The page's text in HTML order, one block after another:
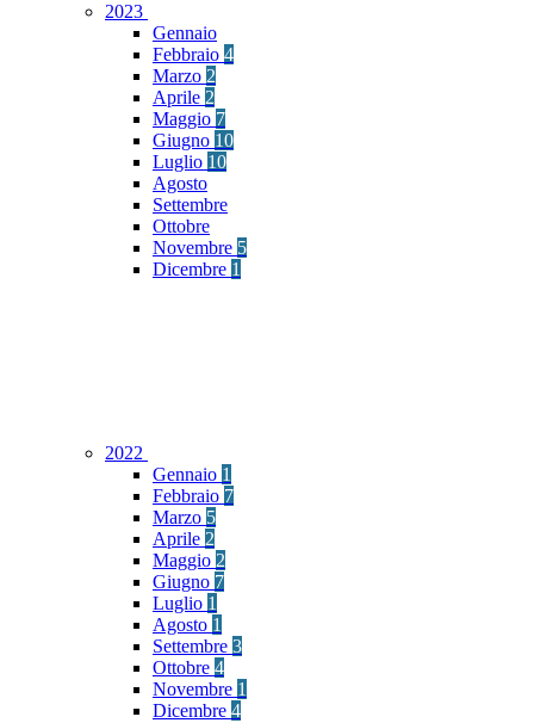
2023
Gennaio
Febbraio 4
Marzo 2
Aprile 2
Maggio 7
Giugno 10
Luglio 10
Agosto
Settembre
Ottobre
Novembre 5
Dicembre 1
2022
Gennaio 1
Febbraio 7
Marzo 5
Aprile 2
Maggio 2
Giugno 7
Luglio 1
Agosto 1
Settembre 3
Ottobre 4
Novembre 1
Dicembre 4